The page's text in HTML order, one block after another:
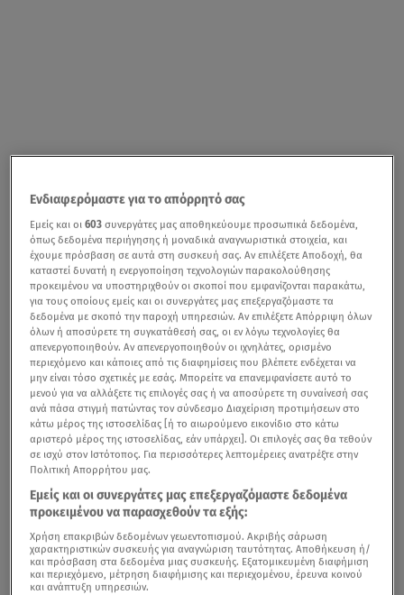
Ενδιαφερόμαστε για το απόρρητό σας
Εμείς και οι603 συνεργάτες μας αποθηκεύουμε προσωπικά δεδομένα,
όπως δεδομένα περιήγησης ή μοναδικά αναγνωριστικά στοιχεία, και
έχουμε πρόσβαση σε αυτά στη συσκευή σας. Αν επιλέξετε Αποδοχή, θα
καταστεί δυνατή η ενεργοποίηση τεχνολογιών παρακολούθησης
προκειμένου να υποστηριχθούν οι σκοποί που εμφανίζονται παρακάτω,
για τους οποίους εμείς και οι συνεργάτες μας επεξεργαζόμαστε τα
δεδομένα με σκοπό την παροχή υπηρεσιών. Αν επιλέξετε Απόρριψη όλων
όλων ή αποσύρετε τη συγκατάθεσή σας, οι εν λόγω τεχνολογίες θα
απενεργοποιηθούν. Αν απενεργοποιηθούν οι ιχνηλάτες, ορισμένο
περιεχόμενο και κάποιες από τις διαφημίσεις που βλέπετε ενδέχεται να
μην είναι τόσο σχετικές με εσάς. Μπορείτε να επανεμφανίσετε αυτό το
μενού για να αλλάξετε τις επιλογές σας ή να αποσύρετε τη συναίνεσή σας
ανά πάσα στιγμή πατώντας τον σύνδεσμο Διαχείριση προτιμήσεων στο
κάτω μέρος της ιστοσελίδας [ή το αιωρούμενο εικονίδιο στο κάτω
αριστερό μέρος της ιστοσελίδας, εάν υπάρχει]. Οι επιλογές σας θα τεθούν
σε ισχύ στον Ιστότοπος. Για περισσότερες λεπτομέρειες ανατρέξτε στην
Πολιτική Απορρήτου μας.
Εμείς και οι συνεργάτες μας επεξεργαζόμαστε δεδομένα
προκειμένου να παρασχεθούν τα εξής:
Χρήση επακριβών δεδομένων γεωεντοπισμού. Ακριβής σάρωση
χαρακτηριστικών συσκευής για αναγνώριση ταυτότητας. Αποθήκευση ή/
και πρόσβαση στα δεδομένα μιας συσκευής. Εξατομικευμένη διαφήμιση
και περιεχόμενο, μέτρηση διαφήμισης και περιεχομένου, έρευνα κοινού
και ανάπτυξη υπηρεσιών.